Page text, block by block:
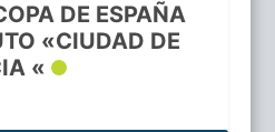
DE ESPAÑA
«CIUDAD DE
«